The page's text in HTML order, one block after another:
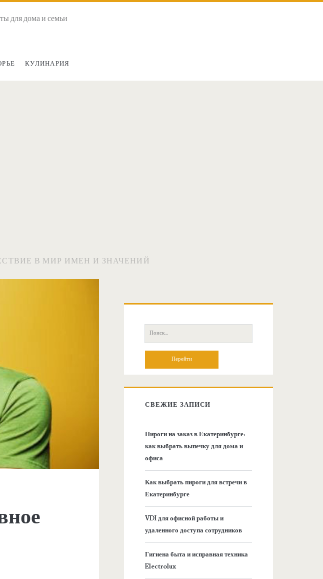
для дома и семьи
КУЛИНАРИЯ
В МИР ИМЕН И ЗНАЧЕНИЙ
о
П
о
:
СВЕЖИЕ ЗАПИСИ
Пироги на заказ в Екатеринбурге:
как выбрать выпечку для дома и
офиса
Как выбрать пироги для встречи в
Екатеринбурге
VDI для офисной работы и
удаленного доступа сотрудников
Гигиена быта и исправная техника
Electrolux